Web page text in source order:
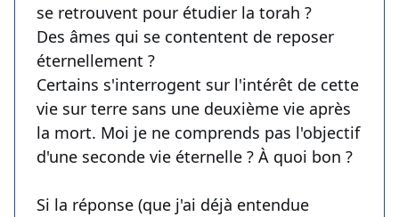
se retrouvent pour étudier la torah ?
Des âmes qui se contentent de reposer
éternellement ?
Certains s'interrogent sur l'intérêt de cette
vie sur terre sans une deuxième vie après
la mort. Moi je ne comprends pas l'objectif
d'une seconde vie éternelle ? À quoi bon ?
Si la réponse (que j'ai déjà entendue